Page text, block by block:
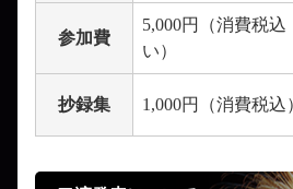
参加費
5,000円（消費税
い）
抄録集 1,000円（消費税込